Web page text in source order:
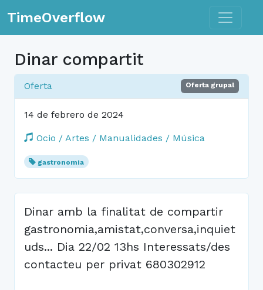
TimeOverflow Toggle
Dinar compartit
Oferta Oferta grupal
14 de febrero de 2024
Ocio / Artes / Manualidades / Música
gastronomia
Dinar amb la finalitat de compartir
gastronomia,amistat,conversa,inquiet
uds... Dia 22/02 13hs Interessats/des
contacteu per privat 680302912